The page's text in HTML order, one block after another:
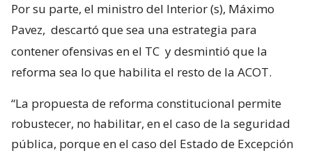
Por su parte, el ministro del Interior (s), Máximo
Pavez, descartó que sea una estrategia para
contener ofensivas en el TC y desmintió que la
reforma sea lo que habilita el resto de la ACOT.
“La propuesta de reforma constitucional permite
robustecer, no habilitar, en el caso de la seguridad
pública, porque en el caso del Estado de Excepción